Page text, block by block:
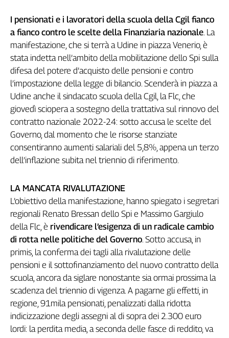
Nidil
Slc
Spi
Inca
Caaf
Speciali
G8
di
Genova,
il
della
120
anni
Cgil
Collettiva
Academy
Collettiva
Play
Rubriche
Collettiva
Talk
La
settimana
I pensionati e i lavoratori della scuola della Cgil fianco
a fianco contro le scelte della Finanziaria nazionale. La
manifestazione, che si terrà a Udine in piazza Venerio, è
stata indetta nell’ambito della mobilitazione dello Spi sulla
difesa del potere d’acquisto delle pensioni e contro
l’impostazione della legge di bilancio. Scenderà in piazza a
Udine anche il sindacato scuola della Cgil, la Flc, che
giovedì sciopera a sostegno della trattativa sul rinnovo del
contratto nazionale 2022-24: sotto accusa le scelte del
Governo, dal momento che le risorse stanziate
consentiranno aumenti salariali del 5,8%, appena un terzo
dell’inflazione subita nel triennio di riferimento.
LA MANCATA RIVALUTAZIONE
L’obiettivo della manifestazione, hanno spiegato i segretari
regionali Renato Bressan dello Spi e Massimo Gargiulo
della Flc, è rivendicare l’esigenza di un radicale cambio
di rotta nelle politiche del Governo. Sotto accusa, in
primis, la conferma dei tagli alla rivalutazione delle
pensioni e il sottofinanziamento del nuovo contratto della
scuola, ancora da siglare nonostante sia ormai prossima la
scadenza del triennio di vigenza. A pagarne gli effetti, in
regione, 91mila pensionati, penalizzati dalla ridotta
indicizzazione degli assegni al di sopra dei 2.300 euro
lordi: la perdita media, a seconda delle fasce di reddito, va